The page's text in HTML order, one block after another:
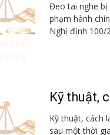
Đeo tai nghe bị
phạm hành
Nghị định 100/
Kỹ thuật,
Kỹ thuật, cách
sau một thời